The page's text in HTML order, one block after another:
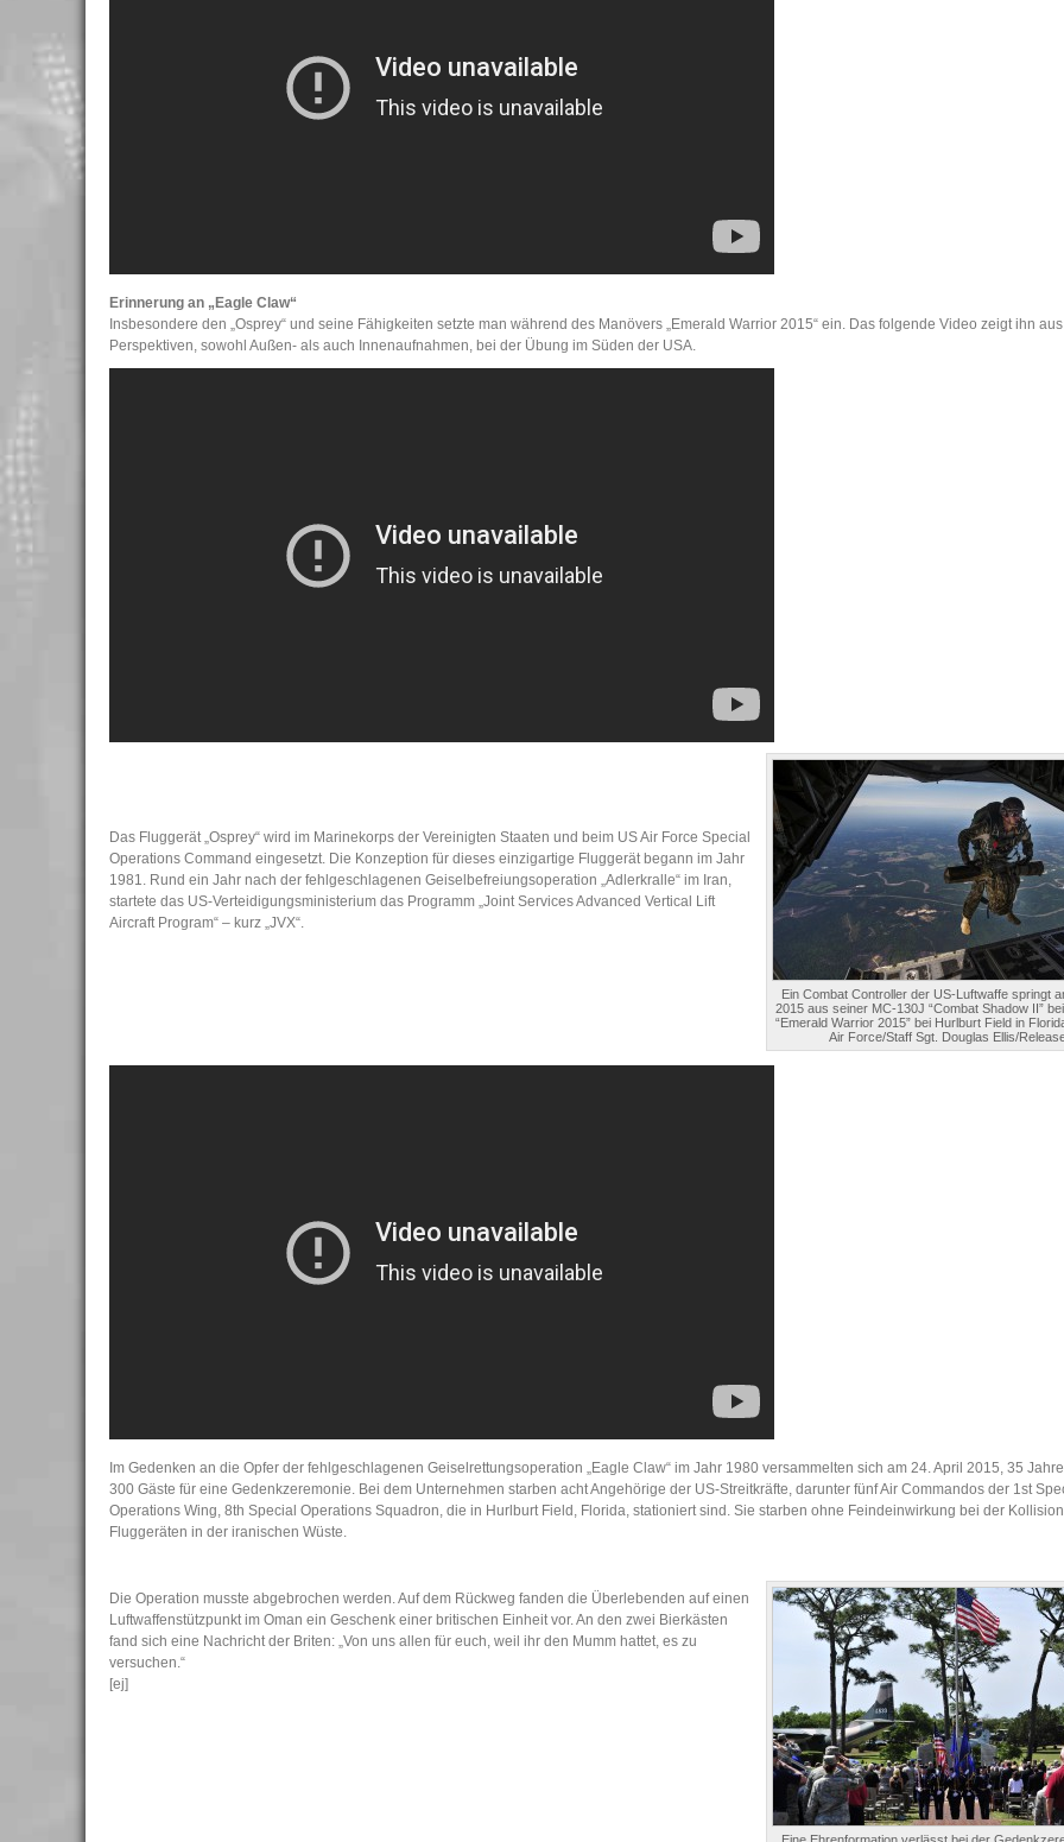
Erinnerung an „Eagle Claw“
Insbesondere den „Osprey“ und seine Fähigkeiten setzte man während des Manövers „Emerald Warrior 2015“ ein. Das folgende Video zeigt ihn
Perspektiven, sowohl Außen- als auch Innenaufnahmen, bei der Übung im Süden der USA.
Ein Combat Controller der US-Luftwaffe springt
2015 aus seiner MC-130J “Combat Shadow II”
“Emerald Warrior 2015” bei Hurlburt Field in
Air Force/Staff Sgt. Douglas Ellis/
Das Fluggerät „Osprey“ wird im Marinekorps der Vereinigten Staaten und beim US Air Force Special
Operations Command eingesetzt. Die Konzeption für dieses einzigartige Fluggerät begann im Jahr
1981. Rund ein Jahr nach der fehlgeschlagenen Geiselbefreiungsoperation „Adlerkralle“ im Iran,
startete das US-Verteidigungsministerium das Programm „Joint Services Advanced Vertical Lift
Aircraft Program“ – kurz „JVX“.
Im Gedenken an die Opfer der fehlgeschlagenen Geiselrettungsoperation „Eagle Claw“ im Jahr 1980 versammelten sich am 24. April 2015, 35
300 Gäste für eine Gedenkzeremonie. Bei dem Unternehmen starben acht Angehörige der US-Streitkräfte, darunter fünf Air Commandos der 1st
Operations Wing, 8th Special Operations Squadron, die in Hurlburt Field, Florida, stationiert sind. Sie starben ohne Feindeinwirkung bei der
Fluggeräten in der iranischen Wüste.
Die Operation musste abgebrochen werden. Auf dem Rückweg fanden die Überlebenden auf einen
Luftwaffenstützpunkt im Oman ein Geschenk einer britischen Einheit vor. An den zwei Bierkästen
fand sich eine Nachricht der Briten: „Von uns allen für euch, weil ihr den Mumm hattet, es zu
versuchen.“
[ej]